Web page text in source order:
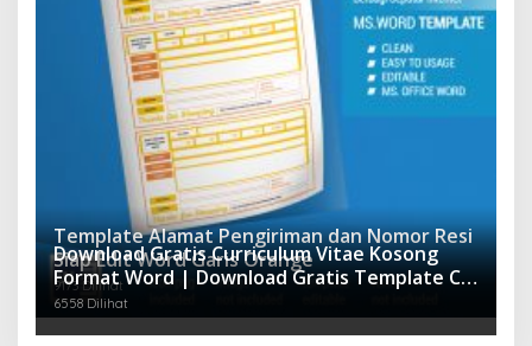
Template Alamat Pengiriman dan Nomor Resi
Siap Edit Word Garis Orange
9173 Dilihat
Download Gratis Curriculum Vitae Kosong
Format Word | Download Gratis Template CV
Lamaran Kerja Doc Mudah Diedit
6558 Dilihat